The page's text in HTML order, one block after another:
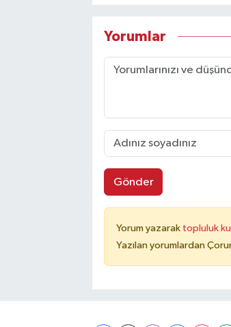
Yorumlar
Gönder
Yorum yazarak topluluk
Yazılan yorumlardan